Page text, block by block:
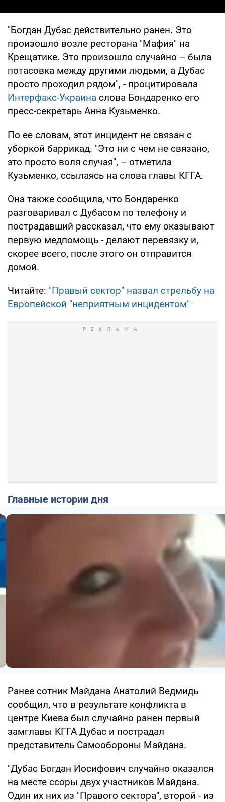
"Богдан Дубас действительно ранен. Это
произошло возле ресторана "Мафия" на
Крещатике. Это произошло случайно – была
потасовка между другими людьми, a Дубас
просто проходил рядом", - процитировала
Интерфакс-Украина слова Бондаренко его
пресс-секретарь Анна Кузьменко.
По ее словам, этот инцидент не связан с
уборкой баррикад. "Это ни с чем не связано,
это просто воля случая", – отметила
Кузьменко, ссылаясь на слова главы КГГА.
Она также сообщила, что Бондаренко
разговаривал с Дубасом по телефону и
пострадавший рассказал, что ему оказывают
первую медпомощь - делают перевязку и,
скорее всего, после этого он отправится
домой.
Читайте: "Правый сектор" назвал стрельбу на
Европейской "неприятным инцидентом"
Главные истории дня
Ранее сотник Майдана Анатолий Ведмидь
сообщил, что в результате конфликта в
центре Киева был случайно ранен первый
замглавы КГГА Дубас и пострадал
представитель Самообороны Майдана.
"Дубас Богдан Иосифович случайно оказался
на месте ссоры двух участников Майдана.
Один их них из "Правого сектора", второй - из